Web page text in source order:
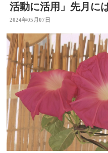
活動に活用」先月に
も使用 大分県別府市
2024年05月07日